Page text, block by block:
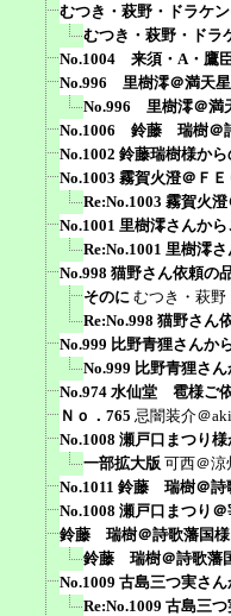
むつき・萩野・ドラケ
むつき・萩野・ドラ
No.1004 来須・A・鷹
No.996 里樹澪＠満天
No.996 里樹澪＠満
No.1006 鈴藤 瑞樹＠
No.1002 鈴藤瑞樹様か
No.1003 霧賀火澄＠Ｆ
Re:No.1003 霧賀火
No.1001 里樹澪さんか
Re:No.1001 里樹澪
No.998 猫野さん依頼の
そのに むつき・萩野
Re:No.998 猫野さん
No.999 比野青狸さんか
No.999 比野青狸さ
No.974 水仙堂 雹様ご
Ｎｏ．765 忌闇装介＠
No.1008 瀬戸口まつり
一部拡大版 可西＠涼
No.1011 鈴藤 瑞樹＠詩
No.1008 瀬戸口まつり
鈴藤 瑞樹＠詩歌藩国様
鈴藤 瑞樹＠詩歌藩
No.1009 古島三つ実さ
Re:No.1009 古島三